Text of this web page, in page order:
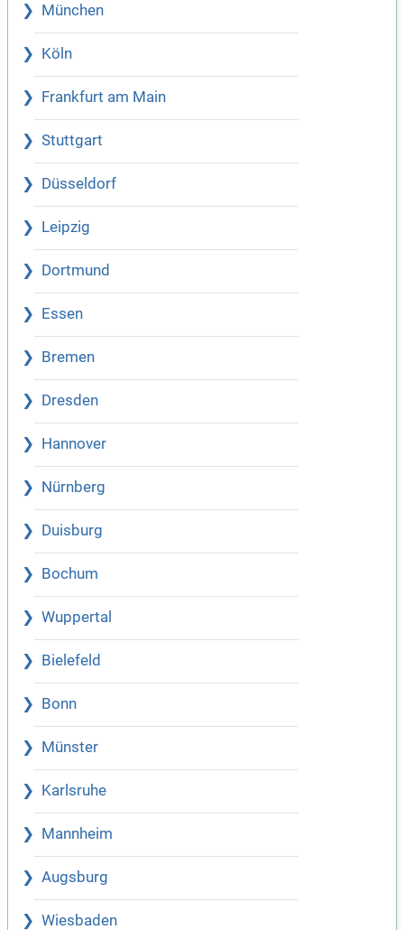
München
Köln
Frankfurt am Main
Stuttgart
Düsseldorf
Leipzig
Dortmund
Essen
Bremen
Dresden
Hannover
Nürnberg
Duisburg
Bochum
Wuppertal
Bielefeld
Bonn
Münster
Karlsruhe
Mannheim
Augsburg
Wiesbaden